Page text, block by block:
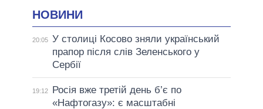
НОВИНИ
20:05 У столиці Косово зняли український
прапор після слів Зеленського у
Сербії
19:12
Росія вже третій день б’є по
«Нафтогазу»: є масштабні